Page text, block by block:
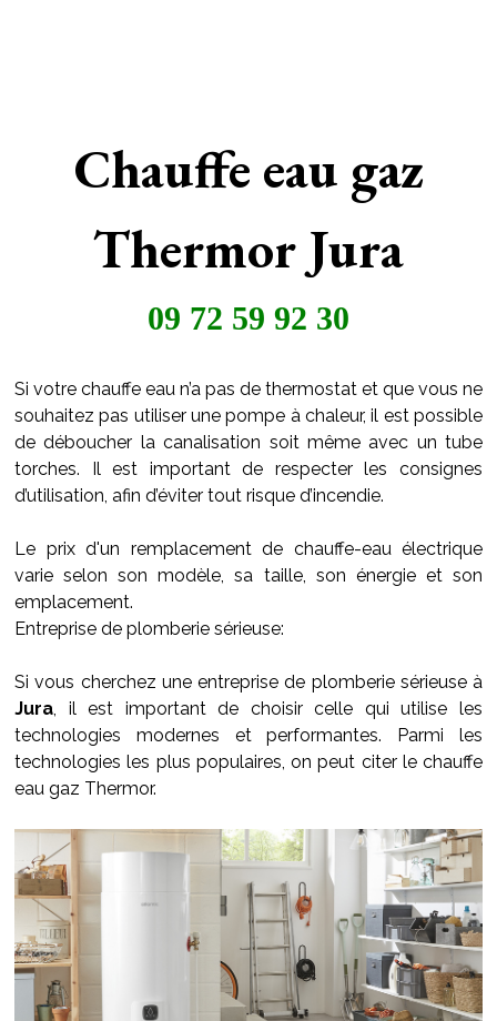
Chauffe eau gaz
Thermor Jura
09 72 59 92 30
Si votre chauffe eau n’a pas de thermostat et que vous ne
souhaitez pas utiliser une pompe à chaleur, il est possible
de déboucher la canalisation soit même avec un tube
torches. Il est important de respecter les consignes
d’utilisation, afin d’éviter tout risque d’incendie.
Le prix d'un remplacement de chauffe-eau électrique
varie selon son modèle, sa taille, son énergie et son
emplacement.
Entreprise de plomberie sérieuse:
Si vous cherchez une entreprise de plomberie sérieuse à
Jura, il est important de choisir celle qui utilise les
technologies modernes et performantes. Parmi les
technologies les plus populaires, on peut citer le chauffe
eau gaz Thermor.